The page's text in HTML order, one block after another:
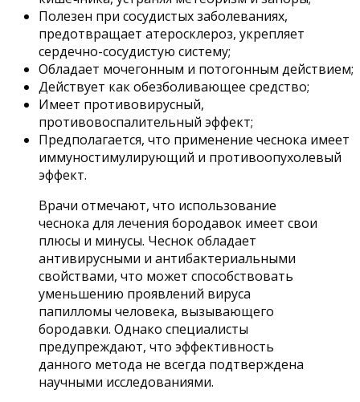
Полезен при сосудистых заболеваниях,
предотвращает атеросклероз, укрепляет
сердечно-сосудистую систему;
Обладает мочегонным и потогонным действием;
Действует как обезболивающее средство;
Имеет противовирусный,
противовоспалительный эффект;
Предполагается, что применение чеснока имеет
иммуностимулирующий и противоопухолевый
эффект.
Врачи отмечают, что использование
чеснока для лечения бородавок имеет свои
плюсы и минусы. Чеснок обладает
антивирусными и антибактериальными
свойствами, что может способствовать
уменьшению проявлений вируса
папилломы человека, вызывающего
бородавки. Однако специалисты
предупреждают, что эффективность
данного метода не всегда подтверждена
научными исследованиями.